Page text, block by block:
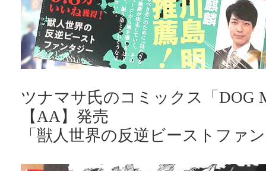
ツナマサ氏のコミックス「DOG
【AA】発売
「獣人世界の反逆ビーストファ